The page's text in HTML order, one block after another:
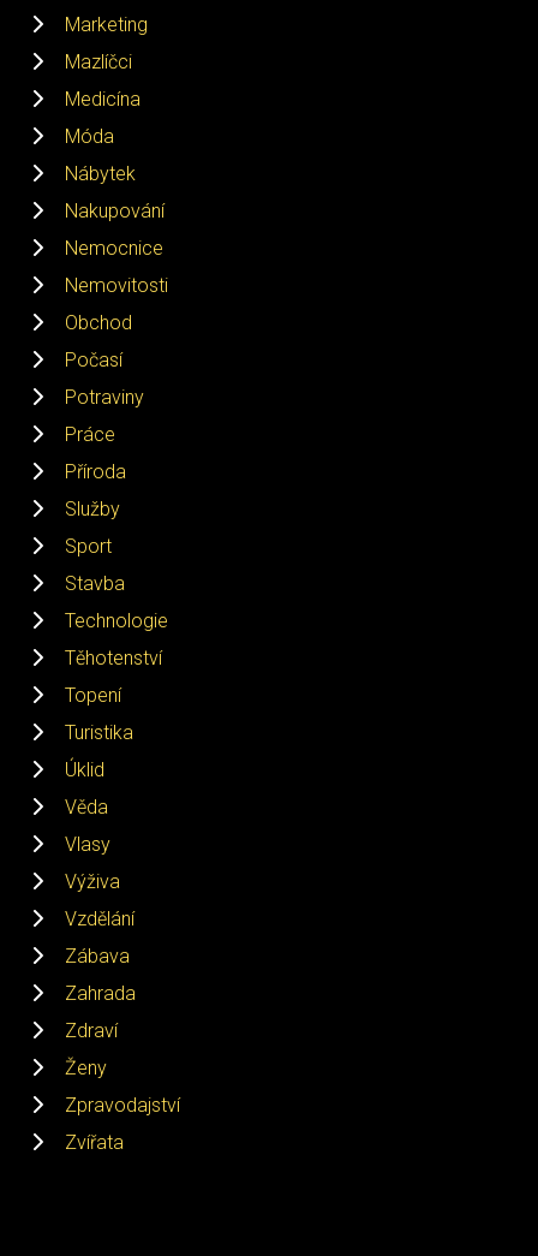
Marketing
Mazlíčci
Medicína
Móda
Nábytek
Nakupování
Nemocnice
Nemovitosti
Obchod
Počasí
Potraviny
Práce
Příroda
Služby
Sport
Stavba
Technologie
Těhotenství
Topení
Turistika
Úklid
Věda
Vlasy
Výživa
Vzdělání
Zábava
Zahrada
Zdraví
Ženy
Zpravodajství
Zvířata